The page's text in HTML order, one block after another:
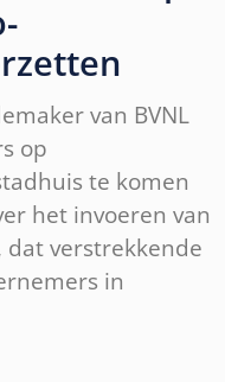
van BVNL
op
te komen
het invoeren van
dat verstrekkende
in